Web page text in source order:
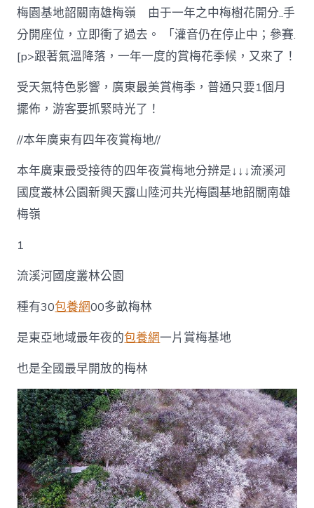
梅園基地韶關南雄梅嶺 由于一年之中梅樹花開分..手
分開座位，立即衝了過去。 「灌音仍在停止中；參賽.
[p>跟著氣溫降落，一年一度的賞梅花季候，又來了！
受天氣特色影響，廣東最美賞梅季，普通只要1個月
擺佈，游客要抓緊時光了！
//本年廣東有四年夜賞梅地//
本年廣東最受接待的四年夜賞梅地分辨是↓↓↓流溪河
國度叢林公園新興天露山陸河共光梅園基地韶關南雄
梅嶺
1
流溪河國度叢林公園
種有30包養網00多畝梅林
是東亞地域最年夜的包養網一片賞梅基地
也是全國最早開放的梅林